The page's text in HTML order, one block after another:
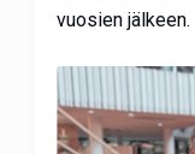
vuosien jälkeen.